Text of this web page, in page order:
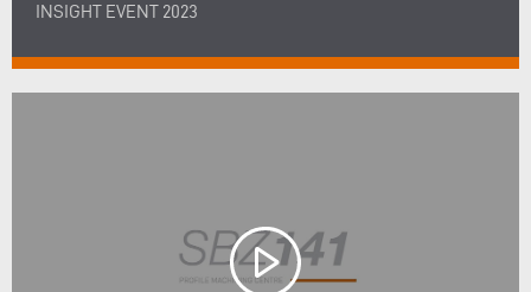
INSIGHT EVENT 2023